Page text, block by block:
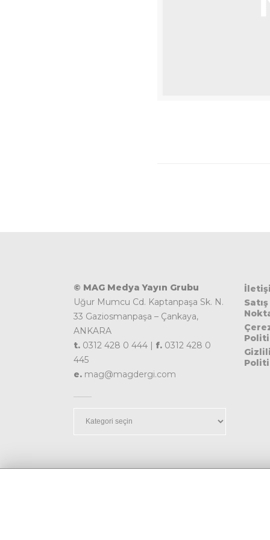
© MAG Medya Yayın Grubu
Uğur Mumcu Cd. Kaptanpaşa Sk. N.
33 Gaziosmanpaşa – Çankaya,
ANKARA
t. 0312 428 0 444 | f. 0312 428 0
445
e. mag@magdergi.com
Satış